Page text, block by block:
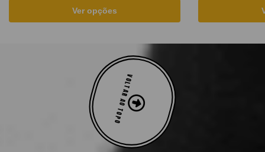
Ver opções
VOLTAR AO TOPO